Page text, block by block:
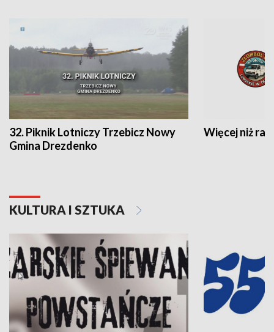
32. Piknik Lotniczy Trzebicz Nowy
Gmina Drezdenko
Więcej niż rajd
KULTURA I SZTUKA